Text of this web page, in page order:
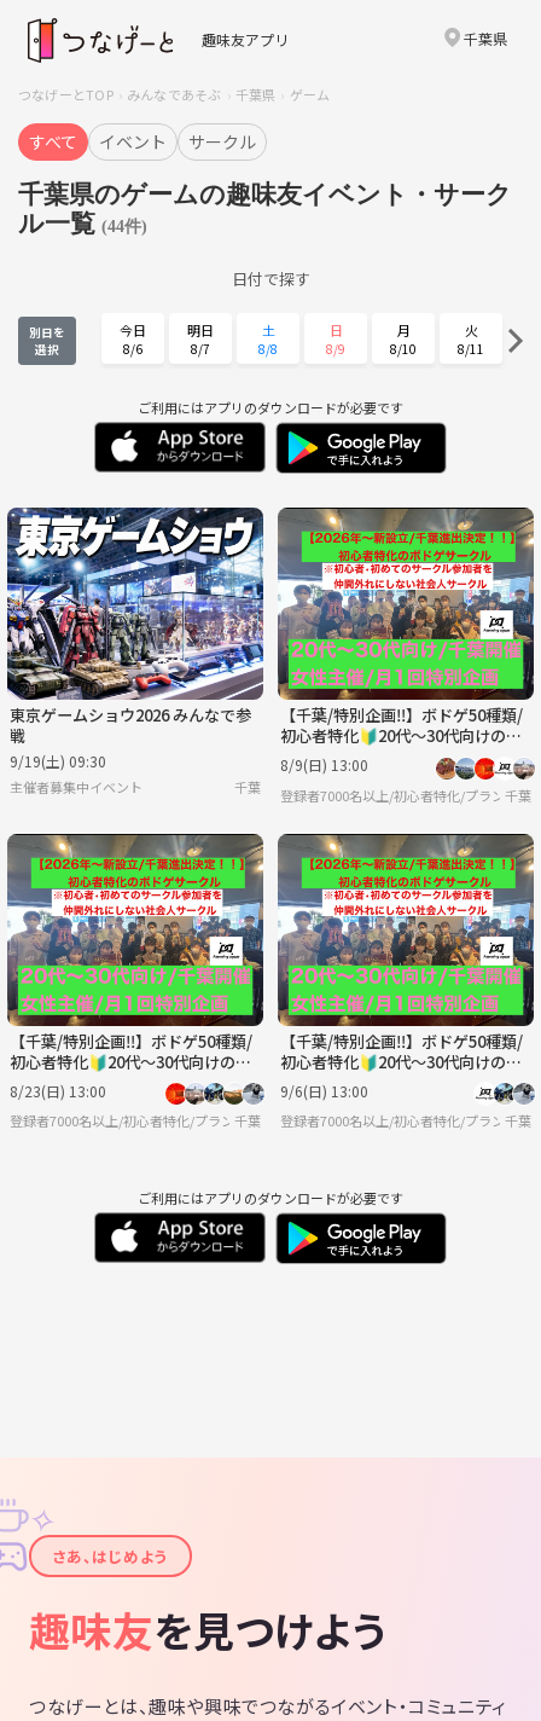
趣味友アプリ 千葉県
つなげーとTOP みんなであそぶ 千葉県 ゲーム
すべて イベント サークル
千葉県のゲームの趣味友イベント・サーク
ル一覧 (44件)
日付で探す
別日を
選択
今日
8/6
明日
8/7
土
8/8
日
8/9
月
8/10
火
8/11
8/12 8/13 8/14 8/15 8/16
火
8/18
水
8/19
金
8/21
土
8/22
8/24 8/25 8/26 8/27 8/28 8/29
日
8/30
月
8/31
火
9/1
水
9/2
木
9/3
金
9/4
ご利用にはアプリのダウンロードが必要です
東京ゲームショウ2026 みんなで参
戦
9/19(土) 09:30
主催者募集中イベント 千葉
【千葉/特別企画‼️】ボドゲ50種類/
初心者特化🔰20代〜30代向けのボ
ードゲーム会
8/9(日) 13:00
登録者7000名以上/初心者特化/プランニン
千葉
【千葉/特別企画‼️】ボドゲ50種類/
初心者特化🔰20代〜30代向けのボ
ードゲーム会
8/23(日) 13:00
登録者7000名以上/初心者特化/プランニングエージェント
千葉
【千葉/特別企画‼️】ボドゲ50種類/
初心者特化🔰20代〜30代向けのボ
ードゲーム会
9/6(日) 13:00
登録者7000名以上/初心者特化/プランニン
千葉
ご利用にはアプリのダウンロードが必要です
✦
✧
さあ、はじめよう
趣味友を見つけよう
つなげーとは、趣味や興味でつながるイベント・コミュニティ